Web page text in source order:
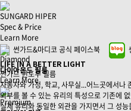
SUNGARD HIPER
Spec & Price
Learn More
Diamond
다이아몬드 필름
Learn More
Premium
썬가드&마디코 공식 페이스북
LIFE IN A BETTER LIGHT
썬가드 윈도우 필름
자동차와 가정, 학교, 사무실...어느곳에서나
외부를 볼 수 있는 유리의 특성으로 기존에
실제 유리와 동일한 외관을 가지면서 그 성